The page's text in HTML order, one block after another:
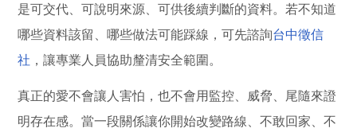
是可交代、可說明來源、可供後續判斷的資料。若不知道
哪些資料該留、哪些做法可能踩線，可先諮詢台中徵信
社 ，讓專業人員協助釐清安全範圍。
真正的愛不會讓人害怕，也不會用監控、威脅、尾隨來證
明存在感。當一段關係讓你開始改變路線、不敢回家、不